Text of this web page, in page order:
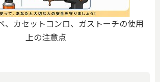
、カセットコンロ、ガストーチの使用
上の注意点